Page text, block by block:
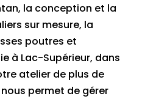
la conception et la
sur mesure, la
poutres et
à Lac-Supérieur, dans
atelier de plus de
permet de gérer